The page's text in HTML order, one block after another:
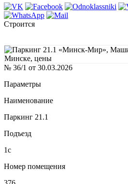
Строится
№ 36/1 от 30.03.2026
Параметры
Наименование
Паркинг 21.1
Подъезд
1с
Номер помещения